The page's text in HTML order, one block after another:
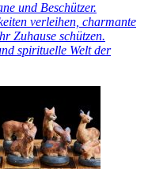
und Beschützer.
verleihen, charmante
Zuhause schützen.
spirituelle Welt der